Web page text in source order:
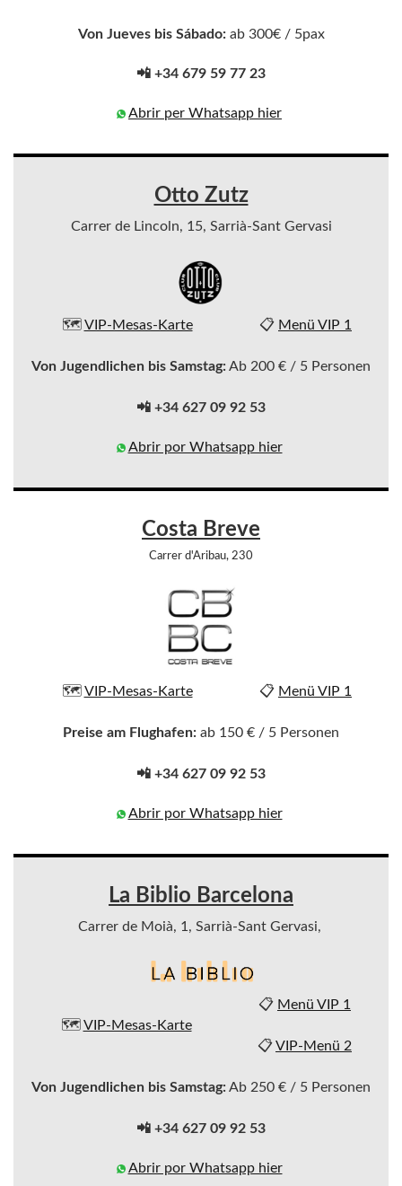
Von Jueves bis Sábado:ab 300€ / 5pax
📲 +34 679 59 77 23
Abrir per Whatsapp hier
Otto Zutz
Carrer de Lincoln, 15, Sarrià-Sant Gervasi
🗺️ VIP-Mesas-Karte 📋 Menü VIP 1
Von Jugendlichen bis Samstag:Ab 200 € / 5 Personen
📲 +34 627 09 92 53
Abrir por Whatsapp hier
Costa Breve
Carrer d'Aribau, 230
🗺️ VIP-Mesas-Karte 📋 Menü VIP 1
Preise am Flughafen: ab 150 € / 5 Personen
📲 +34 627 09 92 53
Abrir por Whatsapp hier
La Biblio Barcelona
Carrer de Moià, 1, Sarrià-Sant Gervasi,
🗺️ VIP-Mesas-Karte
📋 Menü VIP 1
📋VIP-Menü 2
Von Jugendlichen bis Samstag:Ab 250 € / 5 Personen
📲 +34 627 09 92 53
Abrir por Whatsapp hier